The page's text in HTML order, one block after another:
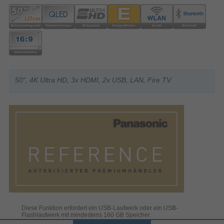
50", 4K Ultra HD, 3x HDMI, 2x USB, LAN, Fire TV
Diese Funktion erfordert ein USB-Laufwerk oder ein USB-
Flashlaufwerk mit mindestens 160 GB Speicher.